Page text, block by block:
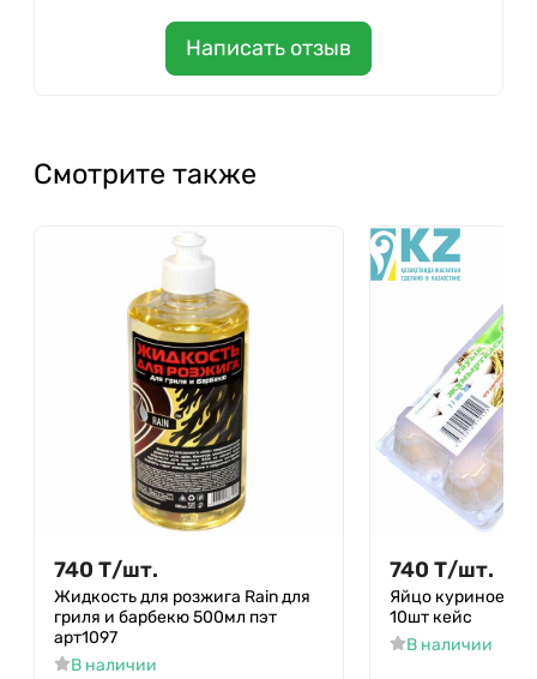
Написать отзыв
Смотрите также
740 Т/шт.
Жидкость для розжига Rain для
гриля и барбекю 500мл пэт
арт1097
В наличии
740 Т/шт.
Яйцо куриное
10шт кейс
В наличии